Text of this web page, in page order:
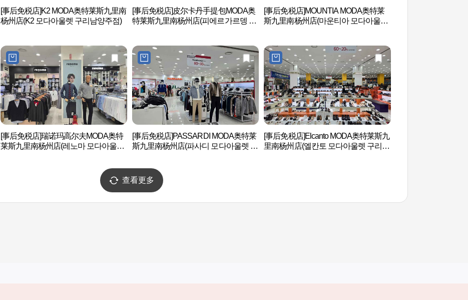
[事后免税店]K2 MODA奥特莱斯九里南
杨州店(K2 모다아울렛 구리남양주점)
[事后免税店]皮尔卡丹手提包MODA奥
特莱斯九里南杨州店(피에르가르뎅 핸
[事后免税店]MOUNTIA MODA奥特莱
斯九里南杨州店(마운티아 모다아울렛
[事后免税店]瑞诺玛高尔夫MODA奥特
莱斯九里南杨州店(레노마 모다아울렛
[事后免税店]PASSARDI MODA奥特莱
斯九里南杨州店(파사디 모다아울렛 구
[事后免税店]Elcanto MODA奥特莱斯九
里南杨州店(엘칸토 모다아울렛 구리남
查看更多